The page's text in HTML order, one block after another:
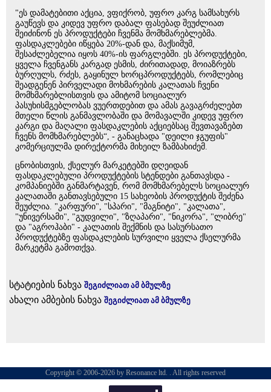
"ეს დამატებითი აქცია, ვფიქრობ, უფრო კარგ სამსახურს
გაუწევს და კიდევ უფრო დაბალ ფასებად შეუძლიათ
შეიძინონ ეს პროდუქტები ჩვენმა მომხმარებლებმა.
ფასდაკლებები იწყება 20%-დან და, მაქსიმუმ,
შესაძლებელია იყოს 40%-ის ფარგლებში. ეს პროდუქტები,
ყველა ჩვენგანს კარგად ესმის, ძირითადად, მოიაზრებს
ბურღულს, რძეს, გაყინულ ხორცპროდუქტებს, რომლებიც
შეადგენენ პირველადი მოხმარების კალათას ჩვენი
მომხმარებლისთვის და ამიტომ სოციალურ
პასუხისმგებლობას ვუერთდებით და ამას გავაგრძელებთ
მთელი წლის განმავლობაში და მომავალში კიდევ უფრო
კარგი და მაღალი ფასდაკლების აქციებსაც შევთავაზებთ
ჩვენს მომხმარებლებს“, - განაცხადა "დეილი ჯგუფის"
კომერციულმა დირექტორმა მიხეილ ზამბახიძემ.
ცნობისთვის, ქსელურ მარკეტებში დღეიდან
ფასდაკლებული პროდუქტების სტენდები განთავსდა -
კომპანიებში განმარტავენ, რომ მომხმარებელს სოციალურ
კალათაში განთავსებული 15 სახეობის პროდუქტის შეძენა
შეუძლია. "კარფური", "სპარი", "მაგნიტი", "კალათა",
"უნივერსამი", "გუდვილი", "ზღაპარი", "ნიკორა", "ლიბრე"
და "აგროჰაბი" - კალათის შექმნის და სასურსათო
პროდუქტებზე ფასდაკლების სურვილი ყველა ქსელურმა
მარკეტმა გამოთქვა.
სტატიების ნახვა შეგიძლიათ ამ ბმულზე
ახალი ამბების ნახვა შეგიძლიათ ამ ბმულზე
Copyright © 2006-2026 by Resonance ltd. . All rights reserved